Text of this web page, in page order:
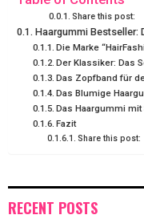
T
T
E
R
)
O
O
K
Share this post:
Haargummi Bestseller:
Die Marke
Der Klassiker: Das
Das Zopfband für
Das Blumige
Das Haargummi
Fazit
Share this post:
RECENT POSTS